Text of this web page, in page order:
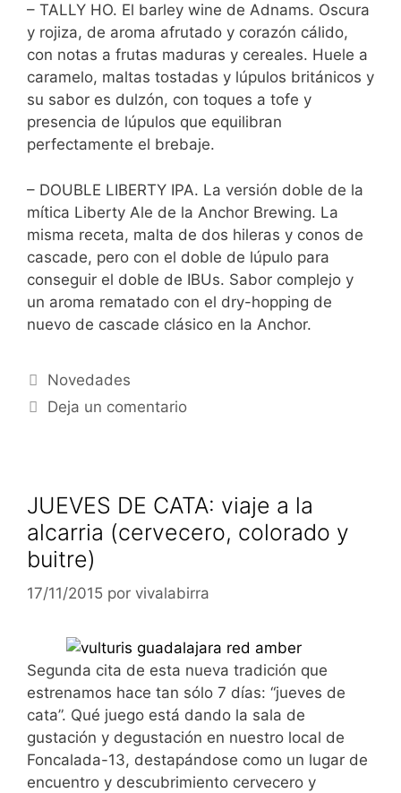
– TALLY HO. El barley wine de Adnams. Oscura
y rojiza, de aroma afrutado y corazón cálido,
con notas a frutas maduras y cereales. Huele a
caramelo, maltas tostadas y lúpulos británicos y
su sabor es dulzón, con toques a tofe y
presencia de lúpulos que equilibran
perfectamente el brebaje.
– DOUBLE LIBERTY IPA. La versión doble de la
mítica Liberty Ale de la Anchor Brewing. La
misma receta, malta de dos hileras y conos de
cascade, pero con el doble de lúpulo para
conseguir el doble de IBUs. Sabor complejo y
un aroma rematado con el dry-hopping de
nuevo de cascade clásico en la Anchor.
Categorías
Novedades
Deja un comentario
JUEVES DE CATA: viaje a la
alcarria (cervecero, colorado y
buitre)
17/11/2015 por vivalabirra
Segunda cita de esta nueva tradición que
estrenamos hace tan sólo 7 días: “jueves de
cata”. Qué juego está dando la sala de
gustación y degustación en nuestro local de
Foncalada-13, destapándose como un lugar de
encuentro y descubrimiento cervecero y